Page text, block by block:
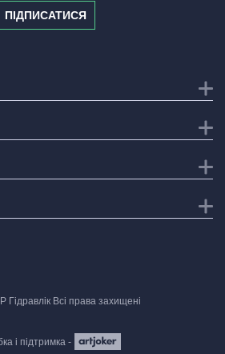
ПІДПИСАТИСЯ
Всі права захищені
і підтримка -